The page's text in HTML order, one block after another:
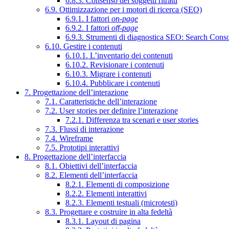
6.9. Ottimizzazione per i motori di ricerca (SEO)
6.9.1. I fattori on-page
6.9.2. I fattori off-page
6.9.3. Strumenti di diagnostica SEO: Search
6.10. Gestire i contenuti
6.10.1. L’inventario dei contenuti
6.10.2. Revisionare i contenuti
6.10.3. Migrare i contenuti
6.10.4. Pubblicare i contenuti
7. Progettazione dell’interazione
7.1. Caratteristiche dell’interazione
7.2. User stories per definire l’interazione
7.2.1. Differenza tra scenari e user stories
7.3. Flussi di interazione
7.4. Wireframe
7.5. Prototipi interattivi
8. Progettazione dell’interfaccia
8.1. Obiettivi dell’interfaccia
8.2. Elementi dell’interfaccia
8.2.1. Elementi di composizione
8.2.2. Elementi interattivi
8.2.3. Elementi testuali (microtesti)
8.3. Progettare e costruire in alta fedeltà
8.3.1. Layout di pagina